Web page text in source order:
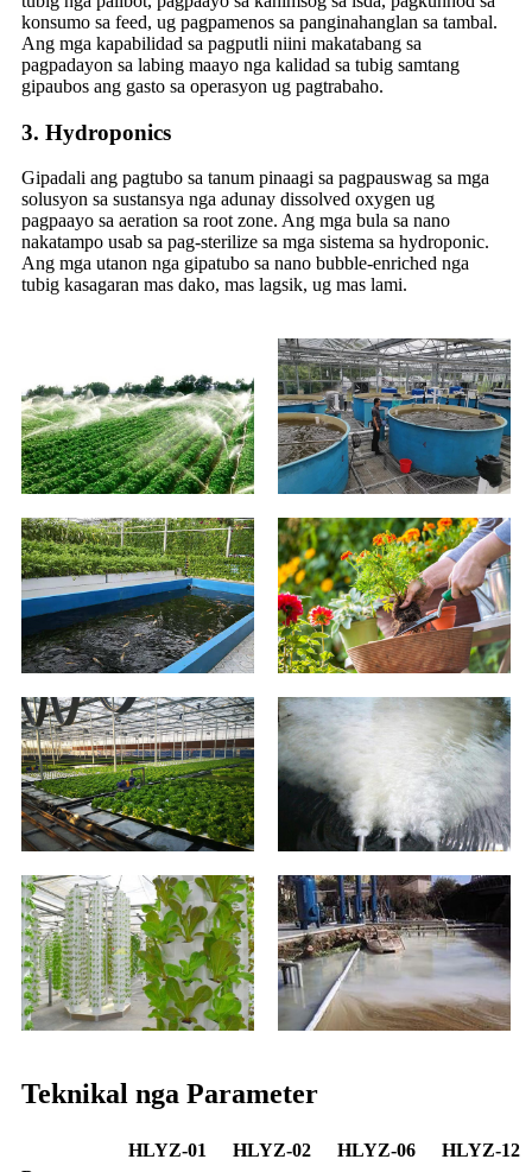
konsumo sa feed, ug pagpamenos sa panginahanglan sa tambal.
Ang mga kapabilidad sa pagputli niini makatabang sa
pagpadayon sa labing maayo nga kalidad sa tubig samtang
gipaubos ang gasto sa operasyon ug pagtrabaho.
3. Hydroponics
Gipadali ang pagtubo sa tanum pinaagi sa pagpauswag sa mga
solusyon sa sustansya nga adunay dissolved oxygen ug
pagpaayo sa aeration sa root zone. Ang mga bula sa nano
nakatampo usab sa pag-sterilize sa mga sistema sa hydroponic.
Ang mga utanon nga gipatubo sa nano bubble-enriched nga
tubig kasagaran mas dako, mas lagsik, ug mas lami.
Teknikal nga Parameter
HLYZ-01 HLYZ-02 HLYZ-06
HLYZ-12